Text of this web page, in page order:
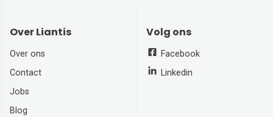
Over Liantis
Over ons
Contact
Jobs
Blog
Volg ons
Facebook
Linkedin